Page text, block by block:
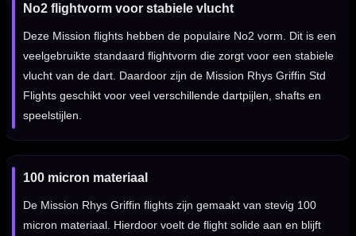
No2 flightvorm voor stabiele vlucht
Deze Mission flights hebben de populaire No2 vorm. Dit is een
veelgebruikte standaard flightvorm die zorgt voor een stabiele
vlucht van de dart. Daardoor zijn de Mission Rhys Griffin Std
Flights geschikt voor veel verschillende dartpijlen, shafts en
speelstijlen.
100 micron materiaal
De Mission Rhys Griffin flights zijn gemaakt van stevig 100
micron materiaal. Hierdoor voelt de flight solide aan en blijft